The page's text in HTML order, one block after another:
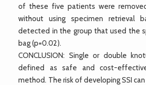
of these five patients were
without using specimen retrieval
detected in the group that used the
bag (p=0.02).
CONCLUSION: Single or double
defined as safe and cost-
method. The risk of developing SSI